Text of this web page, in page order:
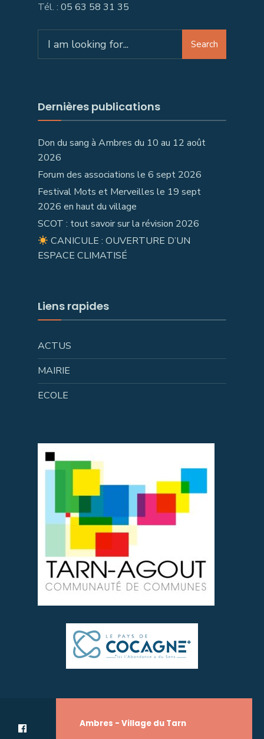
Tél. : 05 63 58 31 35
Search
Dernières publications
Don du sang à Ambres du 10 au 12 août
2026
Forum des associations le 6 sept 2026
Festival Mots et Merveilles le 19 sept
2026 en haut du village
SCOT : tout savoir sur la révision 2026
CANICULE : OUVERTURE D’UN
ESPACE CLIMATISÉ
Liens rapides
ACTUS
MAIRIE
ECOLE
Ambres - Village du Tarn